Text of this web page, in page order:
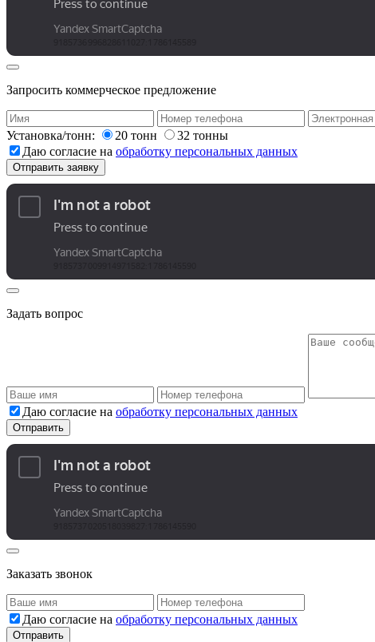
Запросить коммерческое предложение
Установка/тонн: 20 тонн
32 тонны
Даю согласие на обработку персональных данных
Задать вопрос
Даю согласие на обработку персональных данных
Заказать звонок
Даю согласие на обработку персональных данных